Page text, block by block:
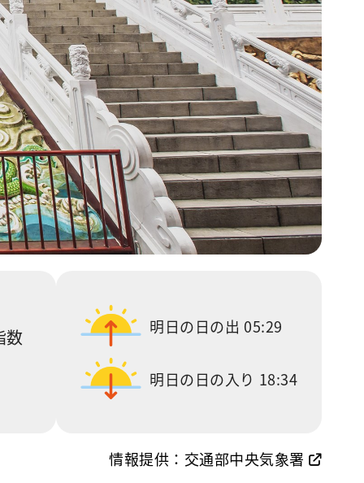
数 明日の日の出 05:29
明日の日の入り 18:34
情報提供：交通部中央気象署